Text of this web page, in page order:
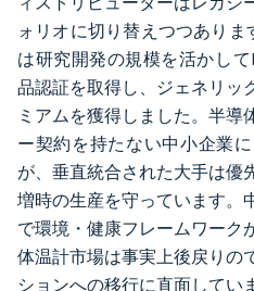
ォリオに切り替えつつあり
は研究開発の規模を活かし
品認証を取得し、ジェネリッ
ミアムを獲得しました。半導
ー契約を持たない中小企業
が、垂直統合された大手は優
増時の生産を守っています。
で環境・健康フレームワーク
体温計市場は事実上後戻りの
ションへの移行に直面してい